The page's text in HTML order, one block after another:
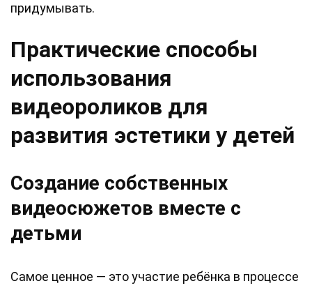
придумывать.
Практические способы
использования
видеороликов для
развития эстетики у детей
Создание собственных
видеосюжетов вместе с
детьми
Самое ценное — это участие ребёнка в процессе